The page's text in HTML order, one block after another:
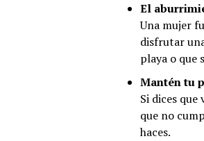
El
Una mujer
disfrutar
playa o que
Mantén tu
Si dices que
que no
haces.